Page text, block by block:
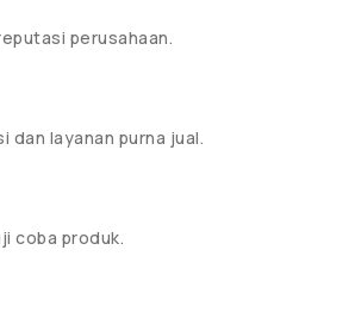
perusahaan.
dan layanan purna jual.
coba produk.